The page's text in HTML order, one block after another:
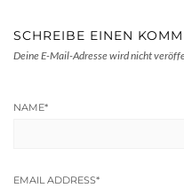
SCHREIBE EINEN
Deine E-Mail-Adresse wird nicht
NAME*
EMAIL ADDRESS*